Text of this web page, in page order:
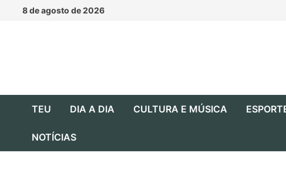
8 de agosto de 2026
TEU DIA A DIA CULTURA E MÚSICA
NOTÍCIAS